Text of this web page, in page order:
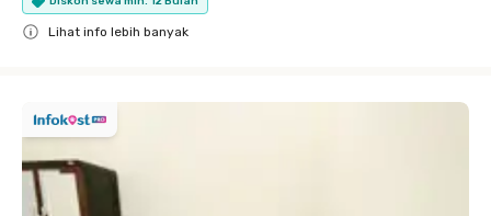
Lihat info lebih banyak